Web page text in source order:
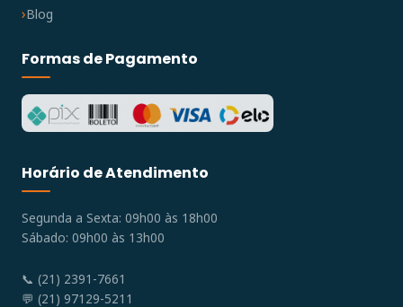
Blog
Formas de Pagamento
Horário de Atendimento
Segunda a Sexta: 09h00 às 18h00
Sábado: 09h00 às 13h00
📞 (21) 2391-7661
💬 (21) 97129-5211